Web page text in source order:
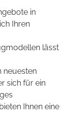
in
Ihren
lässt
neuesten
sich für ein
Ihnen eine